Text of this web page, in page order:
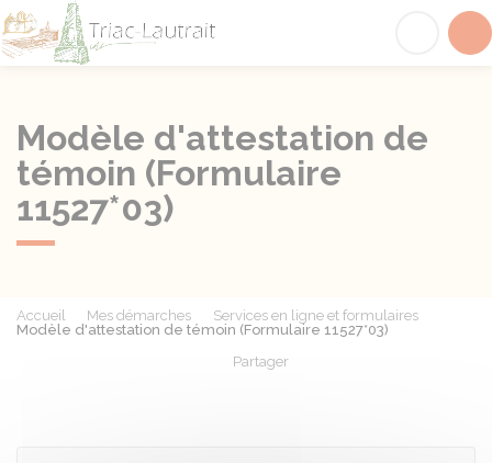
Modèle d'attestation de
témoin (Formulaire
11527*03)
Accueil Mes démarches
Services en ligne et formulaires
Modèle d'attestation de témoin (Formulaire 11527*03)
Partager